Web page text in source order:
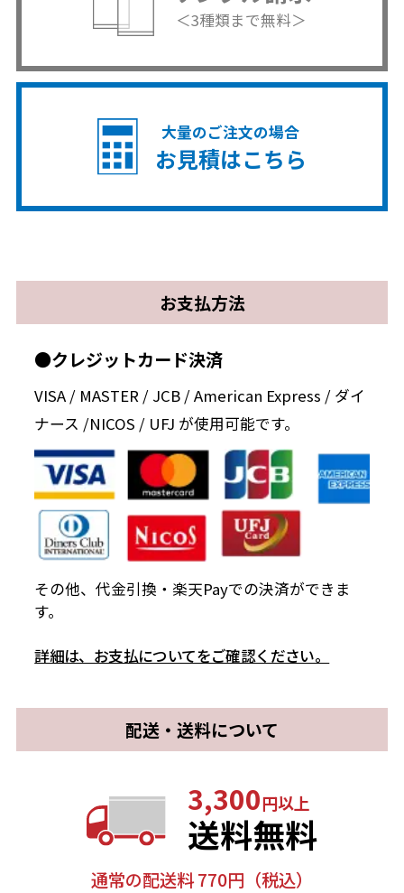
＜3種類まで無料＞
大量のご注文の場合
お見積はこちら
お支払方法
●クレジットカード決済
VISA / MASTER / JCB / American Express / ダイ
ナース /NICOS / UFJ が使用可能です。
その他、代金引換・楽天Payでの決済ができま
す。
詳細は、お支払についてをご確認ください。
配送・送料について
3,300円以上
送料無料
通常の配送料 770円（税込）